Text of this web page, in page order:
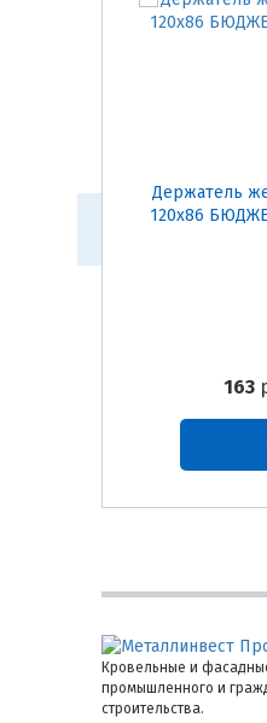
Держатель
120х86
163
Кровельные и
промышленного и
строительства.